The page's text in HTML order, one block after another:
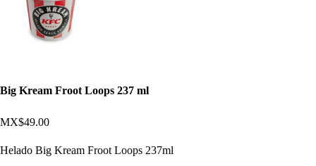
Big Kream Froot Loops 237 ml
MX$49.00
Helado Big Kream Froot Loops 237ml